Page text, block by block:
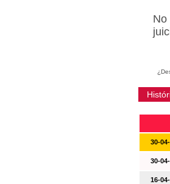
No
30-
30-
16-